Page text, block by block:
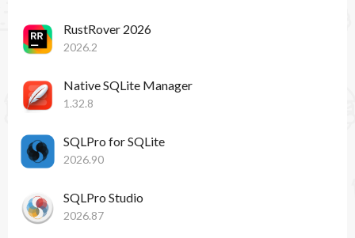
RustRover 2026
2026.2
Native SQLite Manager
1.32.8
SQLPro for SQLite
2026.90
SQLPro Studio
2026.87